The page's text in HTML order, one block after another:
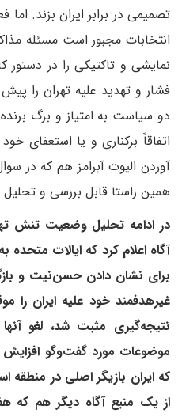
تصمیمی در برابر ایران بزند. اما
انتخابات مجبور است مسئله
نمایشی و تاکتیکی را در دستور
فشار و تهدید علیه تهران را پیش
دو سیاست به امتیاز و برگ
اتفاقاً برکناری و یا استعفای
آوردن الیوت آبرامز هم که در
همین راستا قابل بررسی و
در ادامه تحلیل وضعیت تنش
آگاه اعلام کرد که ایالات متحده
غیرهدفمند خود علیه ایران را
نتیجه‌گیری مثبت شد، لغو
موضوعات مورد گفت‌وگو
که ایران بازیگر اصلی در
از یک منبع آگاه دیگر هم که